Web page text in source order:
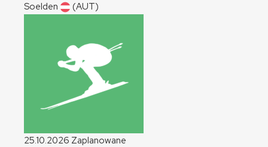
Soelden
(AUT)
25.10.2026 Zaplanowane